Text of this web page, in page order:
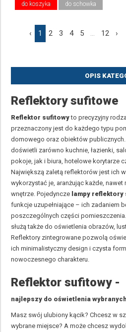
do koszyka do schowka
‹ 1 2 3 4 5 ... 12 ›
OPIS
Reflektory sufitowe
Reflektor sufitowyto precyzyjny
przeznaczony jest do każdego typu
domowego oraz obiektów publicznych.
doświetli zarówno kuchnie, łazienki,
pokoje, jak i biura, hotelowe korytarze
Największą zaletą reflektorów jest ich
wykorzystać je, aranżując każde,
wnętrze. Pojedyncze lampy
funkcje uzupełniające – ich zadaniem
poszczególnych części
służą także do oświetlenia obrazów,
Reflektory zintegrowane pozwolą
ich minimalistyczny design i czysta
nowoczesnego charakteru.
Reflektor sufitowy -
najlepszy do oświetlenia
Masz swój ulubiony kącik? Chcesz w
wybrane miejsce? A może chcesz